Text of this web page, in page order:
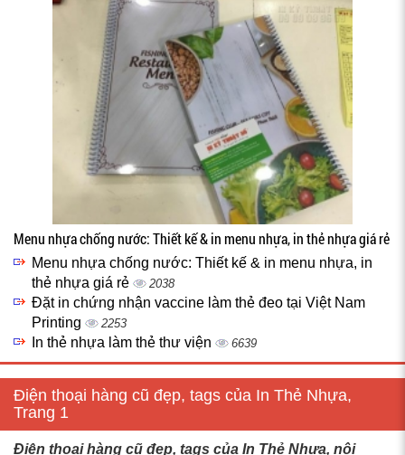
Menu nhựa chống nước: Thiết kế & in menu nhựa, in thẻ nhựa giá rẻ
Menu nhựa chống nước: Thiết kế & in menu nhựa, in
thẻ nhựa giá rẻ
2038
Đặt in chứng nhận vaccine làm thẻ đeo tại Việt Nam
Printing
2253
In thẻ nhựa làm thẻ thư viện 6639
Điện thoại hàng cũ đẹp, tags của In Thẻ Nhựa,
Trang 1
Điện thoại hàng cũ đẹp, tags của In Thẻ Nhựa, nội